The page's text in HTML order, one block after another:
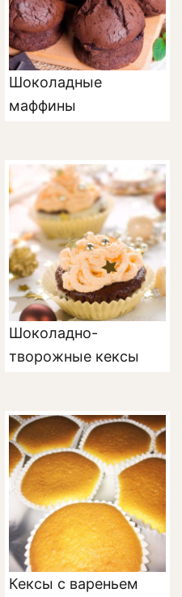
Шоколадные
маффины
Шоколадно-
творожные кексы
Кексы с вареньем